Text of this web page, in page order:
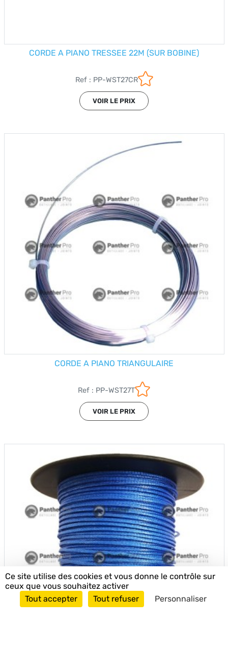
CORDE A PIANO TRESSEE 22M (SUR BOBINE)
Ref : PP-WST27CR
VOIR LE PRIX
CORDE A PIANO TRIANGULAIRE
Ref : PP-WST27T
VOIR LE PRIX
Ce site utilise des cookies et vous donne le contrôle sur
ceux que vous souhaitez activer
Tout accepter
Tout refuser Personnaliser